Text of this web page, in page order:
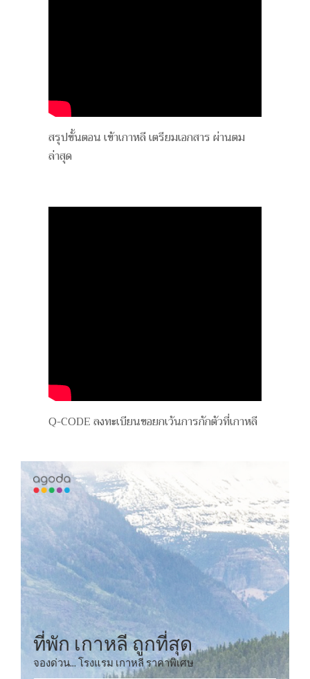
สรุปขั้นตอน เข้าเกาหลี เตรียมเอกสาร ผ่านตม
ล่าสุด
Q-CODE ลงทะเบียนขอยกเว้นการกักตัวที่เกาหลี